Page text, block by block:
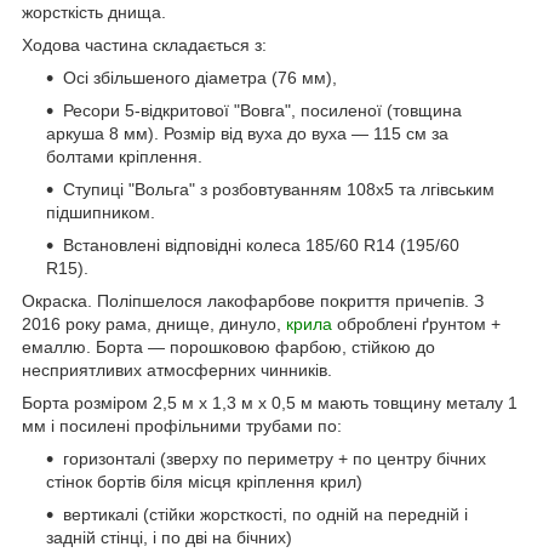
жорсткість днища.
Ходова частина складається з:
Осі збільшеного діаметра (76 мм),
Ресори 5-відкритової "Вовга", посиленої (товщина
аркуша 8 мм). Розмір від вуха до вуха — 115 см за
болтами кріплення.
Ступиці "Вольга" з розбовтуванням 108х5 та лгівським
підшипником.
Встановлені відповідні колеса 185/60 R14 (195/60
R15).
Окраска. Поліпшелося лакофарбове покриття причепів. З
2016 року рама, днище, динуло, крила оброблені ґрунтом +
емаллю. Борта — порошковою фарбою, стійкою до
несприятливих атмосферних чинників.
Борта розміром 2,5 м х 1,3 м х 0,5 м мають товщину металу 1
мм і посилені профільними трубами по:
горизонталі (зверху по периметру + по центру бічних
стінок бортів біля місця кріплення крил)
вертикалі (стійки жорсткості, по одній на передній і
задній стінці, і по дві на бічних)